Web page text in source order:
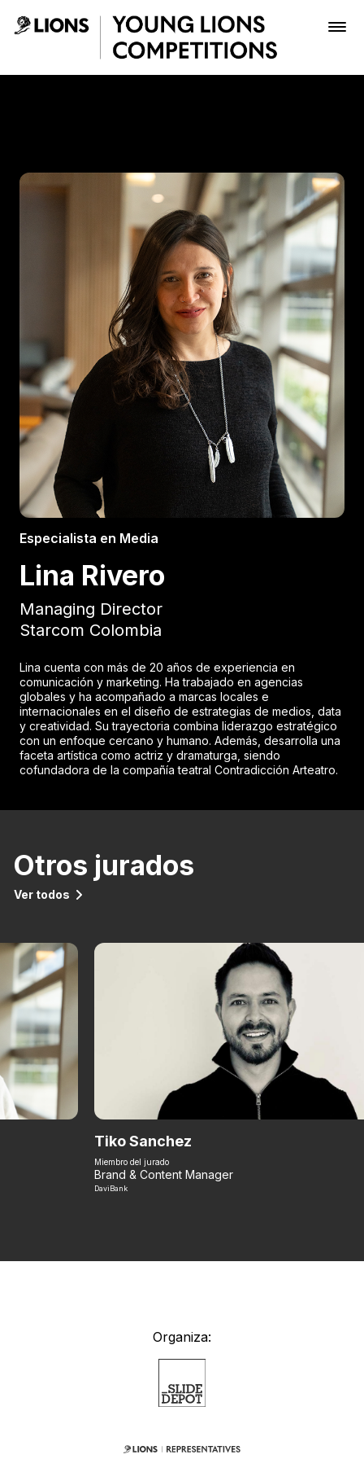
Saltar al contenido principal
Inscribir
Boletería
Especialista en Media
Lina Rivero
Managing Director
Starcom Colombia
Lina cuenta con más de 20 años de experiencia en
comunicación y marketing. Ha trabajado en agencias
globales y ha acompañado a marcas locales e
internacionales en el diseño de estrategias de medios, data
y creatividad. Su trayectoria combina liderazgo estratégico
con un enfoque cercano y humano. Además, desarrolla una
faceta artística como actriz y dramaturga, siendo
cofundadora de la compañía teatral Contradicción Arteatro.
Otros jurados
Ver todos
Tiko Sanchez
Miembro del jurado
Brand & Content Manager
DaviBank
Organiza: